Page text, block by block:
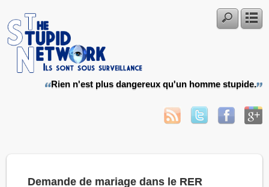
Rien n'est plus dangereux qu'un homme stupide.
Demande de mariage dans le RER